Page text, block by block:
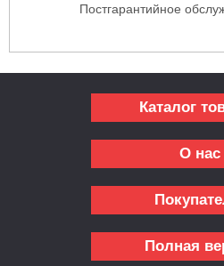
Постгарантийное
Каталог
О нас
Полная